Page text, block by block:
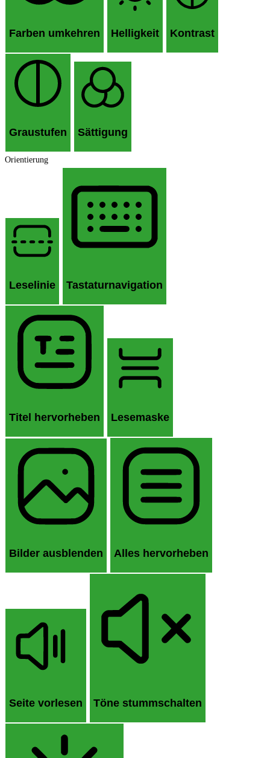
Farben umkehren Helligkeit Kontrast
Graustufen Sättigung
Orientierung
Leselinie Tastaturnavigation
Titel hervorheben Lesemaske
Bilder ausblenden Alles hervorheben
Seite vorlesen Töne stummschalten